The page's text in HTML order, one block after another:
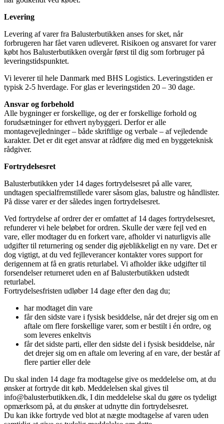
Levering
Levering af varer fra Balusterbutikken anses for sket, når
forbrugeren har fået varen udleveret. Risikoen og ansvaret for varer
købt hos Balusterbutikken overgår først til dig som forbruger på
leveringstidspunktet.
Vi leverer til hele Danmark med BHS Logistics. Leveringstiden er
typisk 2-5 hverdage. For glas er leveringstiden 20 – 30 dage.
Ansvar og forbehold
Alle bygninger er forskellige, og der er forskellige forhold og
forudsætninger for ethvert nybyggeri. Derfor er alle
montagevejledninger – både skriftlige og verbale – af vejledende
karakter. Det er dit eget ansvar at rådføre dig med en byggeteknisk
rådgiver.
Fortrydelsesret
Balusterbutikken yder 14 dages fortrydelsesret på alle varer,
undtagen specialfremstillede varer såsom glas, balustre og håndlister.
På disse varer er der således ingen fortrydelsesret.
Ved fortrydelse af ordrer der er omfattet af 14 dages fortrydelsesret,
refunderer vi hele beløbet for ordren. Skulle der være fejl ved en
vare, eller modtager du en forkert vare, afholder vi naturligvis alle
udgifter til returnering og sender dig øjeblikkeligt en ny vare. Det er
dog vigtigt, at du ved fejlleverancer kontakter vores support for
derigennem at få en gratis returlabel. Vi afholder ikke udgifter til
forsendelser returneret uden en af Balusterbutikken udstedt
returlabel.
Fortrydelsesfristen udløber 14 dage efter den dag du;
har modtaget din vare
får den sidste vare i fysisk besiddelse, når det drejer sig om en
aftale om flere forskellige varer, som er bestilt i én ordre, og
som leveres enkeltvis
får det sidste parti, eller den sidste del i fysisk besiddelse, når
det drejer sig om en aftale om levering af en vare, der består af
flere partier eller dele
Du skal inden 14 dage fra modtagelse give os meddelelse om, at du
ønsker at fortryde dit køb. Meddelelsen skal gives til
info@balusterbutikken.dk, I din meddelelse skal du gøre os tydeligt
opmærksom på, at du ønsker at udnytte din fortrydelsesret.
Du kan ikke fortryde ved blot at nægte modtagelse af varen uden